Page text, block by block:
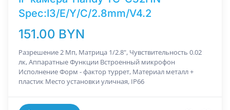
Spec:I3/E/Y/C/2.8mm/V4.2
151.00 BYN
Разрешение 2 Мп, Матрица 1/2.8", Чувствительность 0.02
лк, Аппаратные Функции Встроенный микрофон
Исполнение Форм - фактор туррет, Материал металл +
пластик Место установки уличная, IP66